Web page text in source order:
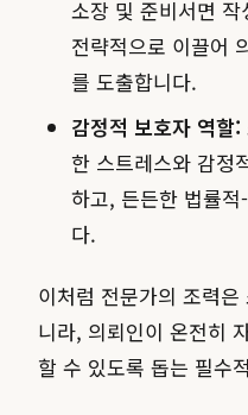
소장 및 준비서면
전략적으로 이끌어
를 도출합니다.
감정적 보호자 역할:
한 스트레스와 감정
하고, 든든한 법률
다.
이처럼 전문가의 조력
니라, 의뢰인이 온전히
할 수 있도록 돕는 필수